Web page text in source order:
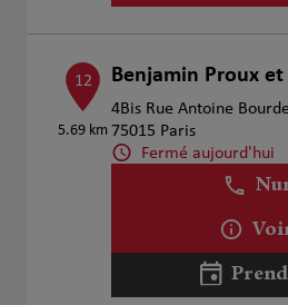
12
5.69 km
Benjamin Proux et
4Bis Rue Antoine
75015 Paris
Fermé aujourd'hui